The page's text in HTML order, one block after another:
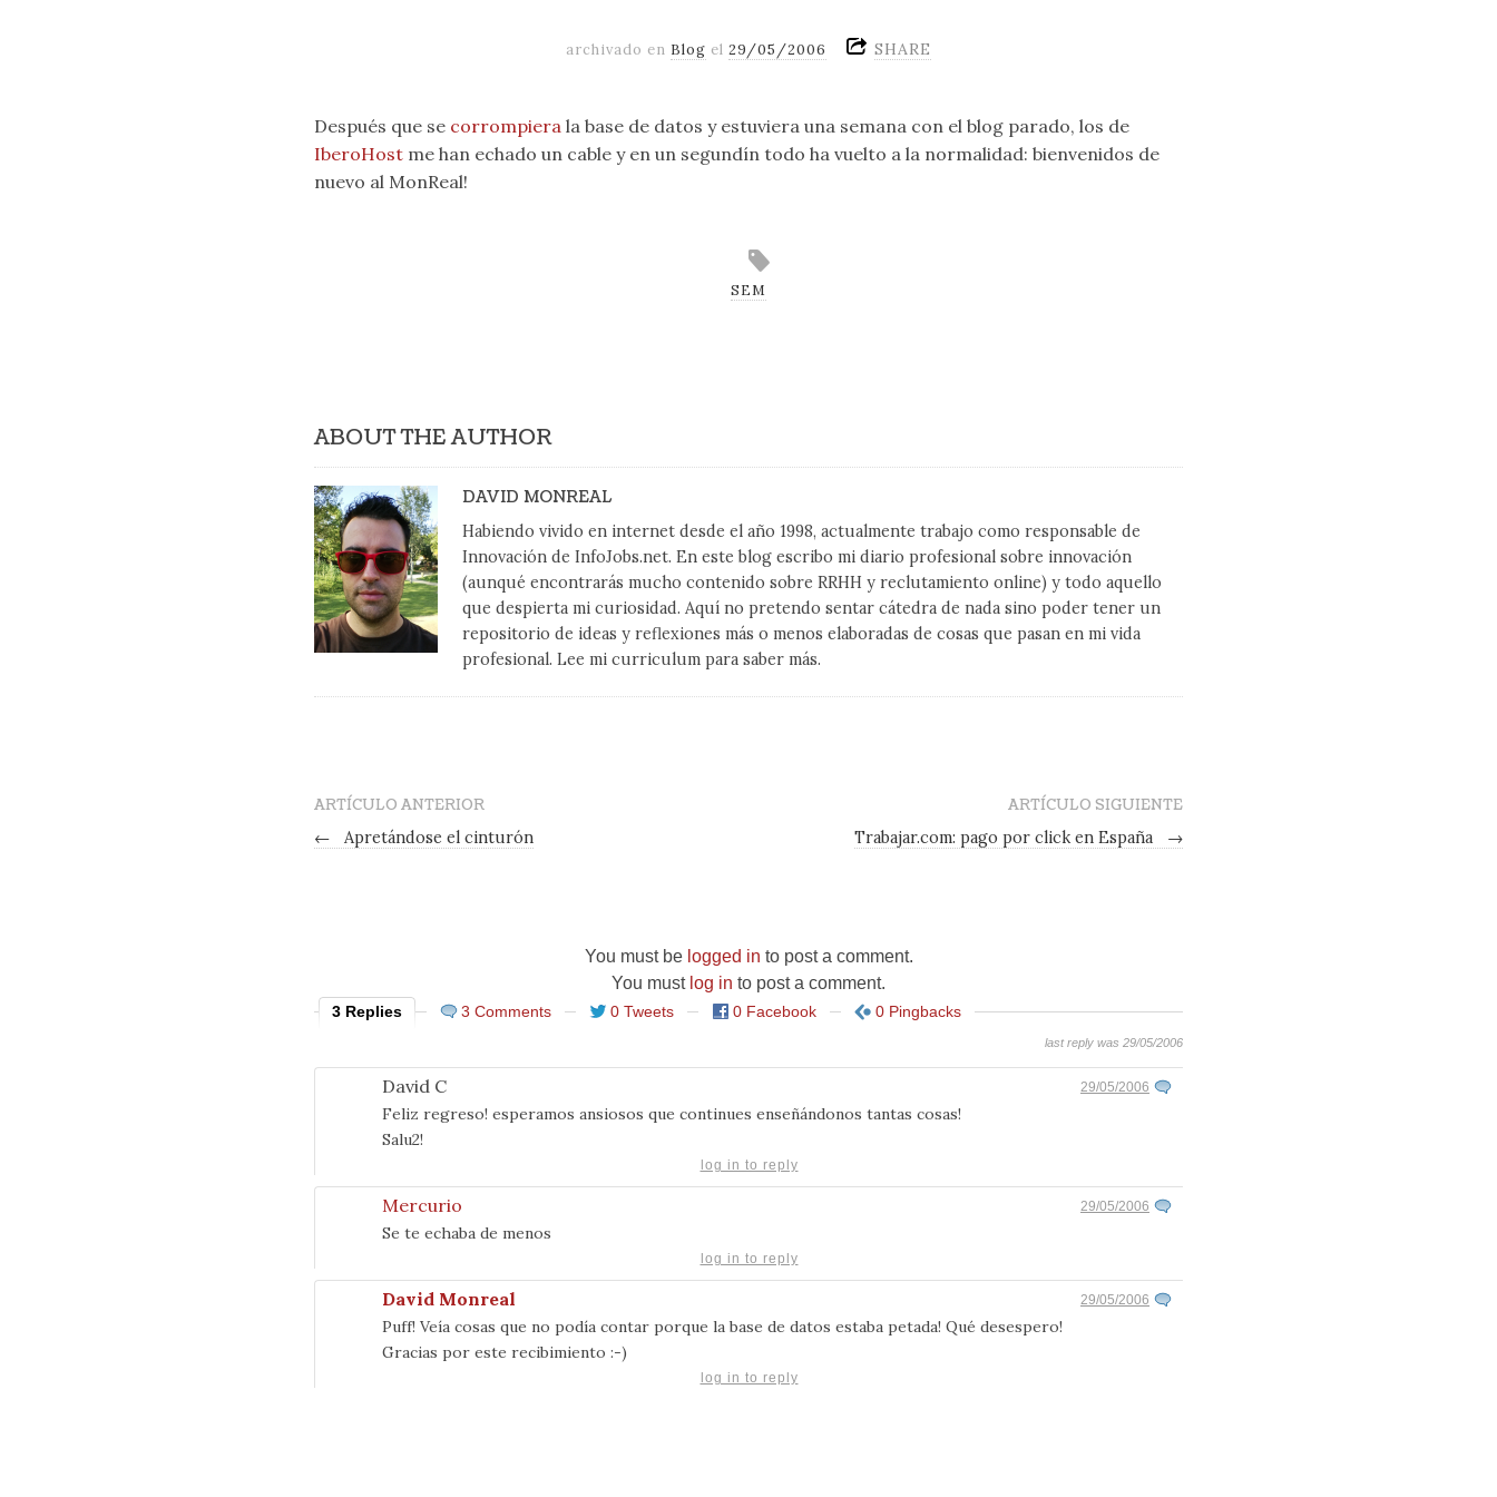
archivado en Blog el29/05/2006 SHARE
Después que se corrompiera la base de datos y estuviera una semana con el blog parado, los de
IberoHost me han echado un cable y en un segundín todo ha vuelto a la normalidad: bienvenidos de
nuevo al MonReal!
SEM
ABOUT THE AUTHOR
DAVID MONREAL
Habiendo vivido en internet desde el año 1998, actualmente trabajo como responsable de
Innovación de InfoJobs.net. En este blog escribo mi diario profesional sobre innovación
(aunqué encontrarás mucho contenido sobre RRHH y reclutamiento online) y todo aquello
que despierta mi curiosidad. Aquí no pretendo sentar cátedra de nada sino poder tener un
repositorio de ideas y reflexiones más o menos elaboradas de cosas que pasan en mi vida
profesional. Lee mi curriculum para saber más.
ARTÍCULO ANTERIOR
←
Apretándose el cinturón
ARTÍCULO SIGUIENTE
Trabajar.com: pago por click en España
→
You must be logged in to post a comment.
You must log in to post a comment.
3 Replies 3 Comments 0 Tweets 0 Facebook 0 Pingbacks
last reply was 29/05/2006
David C 29/05/2006
Feliz regreso! esperamos ansiosos que continues enseñándonos tantas cosas!
Salu2!
log in to reply
Mercurio 29/05/2006
Se te echaba de menos
log in to reply
David Monreal 29/05/2006
Puff! Veía cosas que no podía contar porque la base de datos estaba petada! Qué desespero!
Gracias por este recibimiento :-)
log in to reply